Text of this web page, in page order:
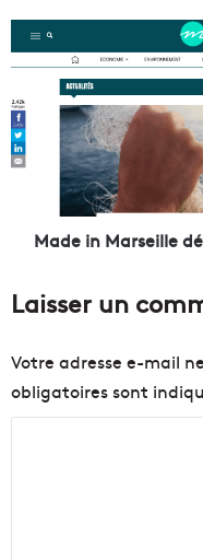
r
c
B
o
r
é
u
r
t
p
a
e
i
n
M
e
d
é
v
Made in Marseille
Laisser un
Votre adresse e-mail
obligatoires sont